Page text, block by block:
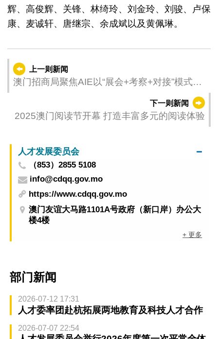
辉、高俊辉、关锋、林绮玲、刘金玲、刘骏、卢保
康、麦诚轩、唐继宗、余成斌以及黄佩琳。
上一则新闻
澳门招商局聚焦AIE以“展会+考察+对接”模式推
下一则新闻
2025澳门阅读节开幕 打造丰富多元的阅读体验
人才发展委员会
（853）2855 5108
info@cdqq.gov.mo
https://www.cdqq.gov.mo
澳门友谊大马路1101A号政府（新口岸）办公大
楼4楼
+ 更多
部门新闻
2026-07-12 17:31
人才委率团赴杭拓展两地教育及科技人才合作
2026-07-07 22:54